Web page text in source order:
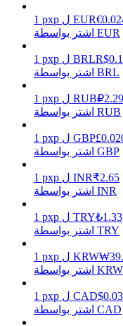
يكسب
تنافسية يوميًا
1 pxp ل EUR€
اشتر بواسطة EUR
1 pxp ل BRLR$
اشتر بواسطة BRL
1 pxp ل RUB₽2.29
اشتر بواسطة RUB
1 pxp ل GBP£
اشتر بواسطة GBP
1 pxp ل INR₹2.65
اشتر بواسطة INR
1 pxp ل TRY₺1.33
اشتر بواسطة TRY
1 pxp ل KRW₩
اشتر بواسطة KRW
1 pxp ل CAD$
اشتر بواسطة CAD